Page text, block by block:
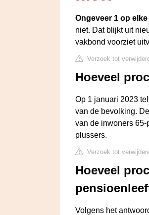
Ongeveer 1 op
niet. Dat blijkt uit
vakbond voorziet
Verzoek tot
Hoeveel
Op 1 januari 2023
van de bevolking.
van de inwoners 65-
plussers.
Verzoek tot
Hoeveel
Volgens het